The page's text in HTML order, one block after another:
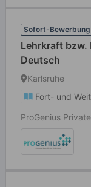
Sofort-Bewerbung
Lehrkraft
Deutsch
Karlsruhe
Fort- und
ProGenius